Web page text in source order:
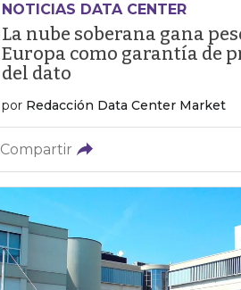
NOTICIAS DATA CENTER
La nube soberana gana
Europa como garantía de
del dato
por Redacción Data Center Market
Compartir